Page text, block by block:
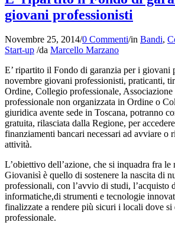
giovani professionisti
Novembre 25, 2014/0 Commenti/in Bandi,
Start-up /da Marcello Marzano
E’ ripartito il Fondo di garanzia per i giovani
novembre giovani professionisti, praticanti,
Ordine, Collegio professionale,
professionale non organizzata in Ordine o
giuridica avente sede in Toscana, potranno
gratuita, rilasciata dalla Regione, per
finanziamenti bancari necessari ad avviare o
attività.
L’obiettivo dell’azione, che si inquadra fra le
Giovanisì è quello di sostenere la nascita di
professionali, con l’avvio di studi, l’acquisto
informatiche,di strumenti e tecnologie
finalizzate a rendere più sicuri i locali dove si
professionale.